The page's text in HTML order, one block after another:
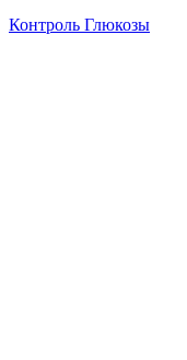
Контроль Глюкозы